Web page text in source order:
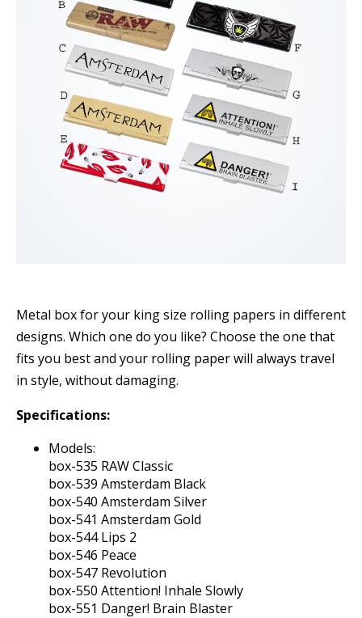
Metal box for your king size rolling papers in different
designs. Which one do you like? Choose the one that
fits you best and your rolling paper will always travel
in style, without damaging.
Specifications:
Models:
box-535 RAW Classic
box-539 Amsterdam Black
box-540 Amsterdam Silver
box-541 Amsterdam Gold
box-544 Lips 2
box-546 Peace
box-547 Revolution
box-550 Attention! Inhale Slowly
box-551 Danger! Brain Blaster